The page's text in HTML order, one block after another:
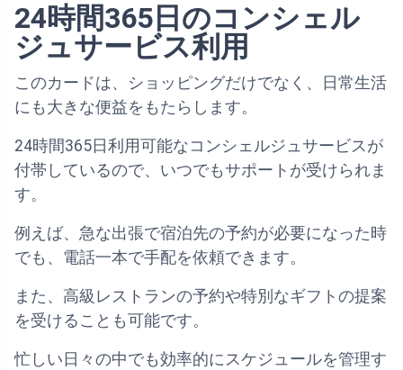
24時間365日のコンシェル
ジュサービス利用
このカードは、ショッピングだけでなく、日常生活
にも大きな便益をもたらします。
24時間365日利用可能なコンシェルジュサービスが
付帯しているので、いつでもサポートが受けられま
す。
例えば、急な出張で宿泊先の予約が必要になった時
でも、電話一本で手配を依頼できます。
また、高級レストランの予約や特別なギフトの提案
を受けることも可能です。
忙しい日々の中でも効率的にスケジュールを管理す